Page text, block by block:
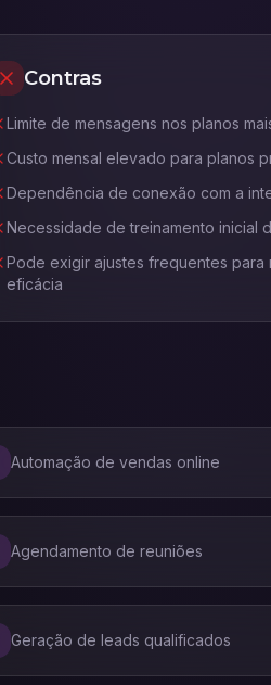
Contras
Limite de mensagens nos planos
Custo mensal elevado para planos
Dependência de conexão com a
Necessidade de treinamento inicial
Pode exigir ajustes frequentes para
eficácia
Automação de vendas online
Agendamento de reuniões
Geração de leads qualificados